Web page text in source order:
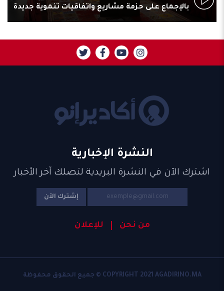
بالإجماع على حزمة مشاريع واتفاقيات تنموية جديدة
النشرة الإخبارية
اشترك الآن في النشرة البريدية لتصلك آخر الأخبار
إشترك الآن
من نحن للإعلان
COPYRIGHT 2021 AGADIRINO.MA © جميع الحقوق محفوظة